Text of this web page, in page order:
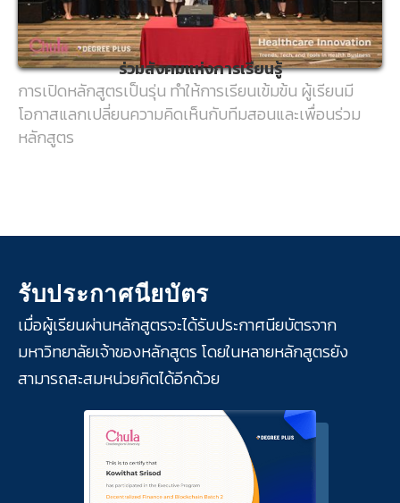
ร่วมสังคมแห่งการเรียนรู้
การเปิดหลักสูตรเป็นรุ่น ทำให้การเรียนเข้มข้น ผู้เรียนมี
โอกาสแลกเปลี่ยนความคิดเห็นกับทีมสอนและเพื่อนร่วม
หลักสูตร
รับประกาศนียบัตร
เมื่อผู้เรียนผ่านหลักสูตรจะได้รับประกาศนียบัตรจาก
มหาวิทยาลัยเจ้าของหลักสูตร โดยในหลายหลักสูตรยัง
สามารถสะสมหน่วยกิตได้อีกด้วย